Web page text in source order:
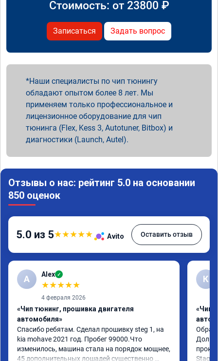
Стоимость: от 23800 ₽
Записаться Задать вопрос
Наши специалисты по чип тюнингу
обладают опытом более 8 лет. Мы
применяем только профессиональное и
лицензионное оборудование для чип
тюнинга (Flex, Kess 3, Autotuner, Bitbox) и
диагностики (Launch, Autel).
Отзывы о нас: рейтинг 5.0 на основании
850 оценок
5.0 из 5★★★★★ Avito Оставить отзыв
A Alex ✓
★★★★★
4 февраля 2026
«Чип тюнинг, прошивка двигателя
автомобиля»
Спасибо ребятам. Сделал прошивку steg 1, на
kia mohave 2021 год. Пробег 99000.Что
изменилось, машина стала на порядок мощнее,
45 дополнительных лошадей существенно
К
«Чип
Долго
Stage